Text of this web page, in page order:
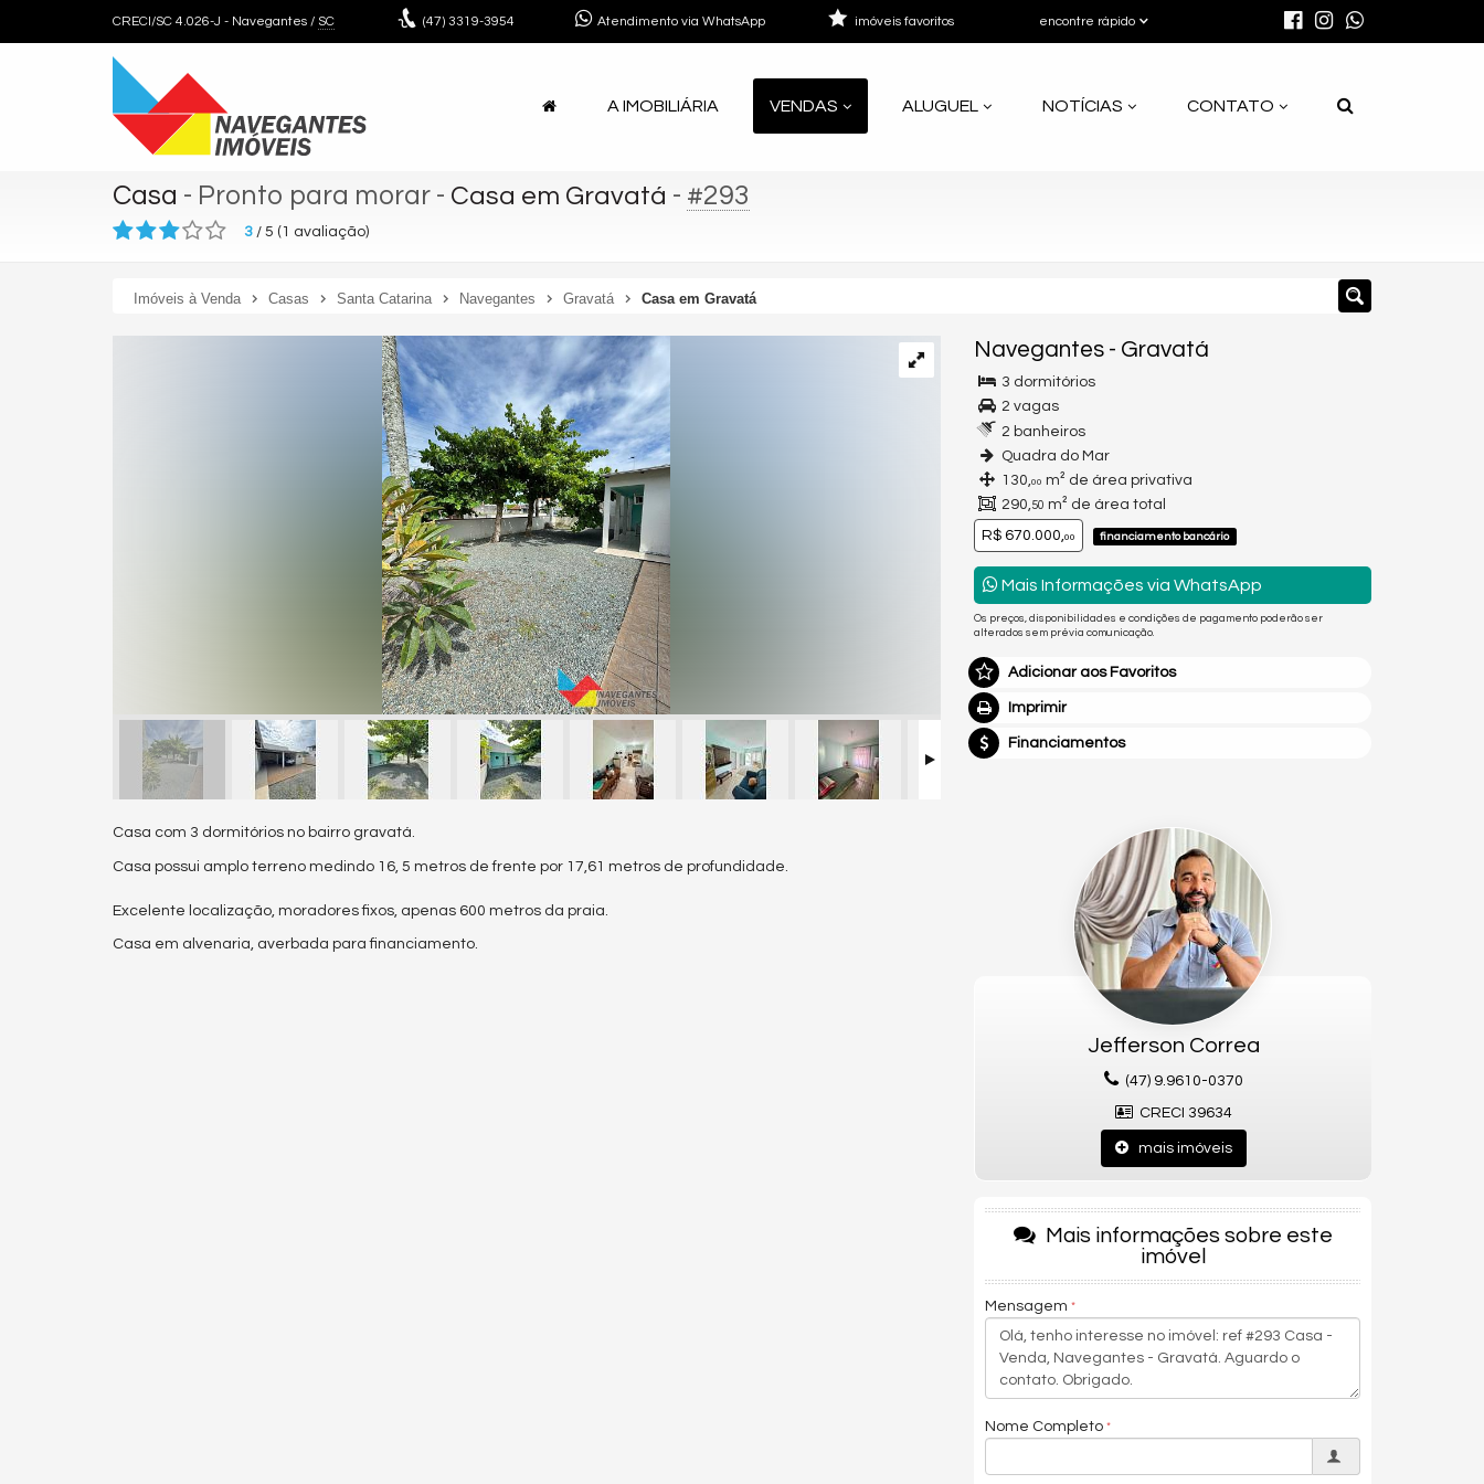
CRECI/SC 4.026-J - Navegantes / SC (47) 3319-3954 Atendimento via WhatsApp encontre rápido
imóveis favoritos
A IMOBILIÁRIA VENDAS ALUGUEL NOTÍCIAS CONTATO
Casa - Pronto para morar - Casa em Gravatá - #293
3 / 5 ( 1 avaliação)
Imóveis à Venda Casas Santa Catarina Navegantes Gravatá Casa em Gravatá
Navegantes - Gravatá
3 dormitórios
2 vagas
2 banheiros
Quadra do Mar
130,00 m² de área privativa
290,50 m² de área total
R$ 670.000,00 financiamento bancário
Mais Informações via WhatsApp
Os preços, disponibilidades e condições de pagamento poderão ser
alterados sem prévia comunicação.
Adicionar aos Favoritos
Imprimir
Financiamentos
Casa com 3 dormitórios no bairro gravatá.
Casa possui amplo terreno medindo 16, 5 metros de frente por 17,61 metros de profundidade.
Excelente localização, moradores fixos, apenas 600 metros da praia.
Casa em alvenaria, averbada para financiamento.
Jefferson Correa
(47) 9.9610-0370
CRECI 39634
mais imóveis
Mais informações sobre este
imóvel
Mensagem
Nome Completo